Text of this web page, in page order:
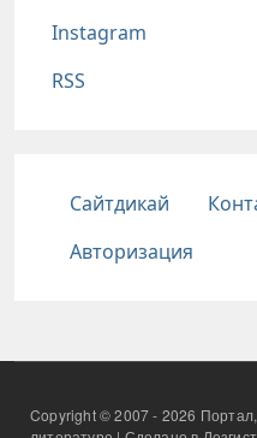
Instagram
RSS
Подвал
Сайтдикай
Авторизация
Copyright © 2007 - 2026